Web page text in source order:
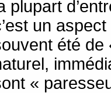
plupart
un
été
«